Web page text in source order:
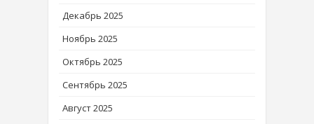
Декабрь 2025
Ноябрь 2025
Октябрь 2025
Сентябрь 2025
Август 2025